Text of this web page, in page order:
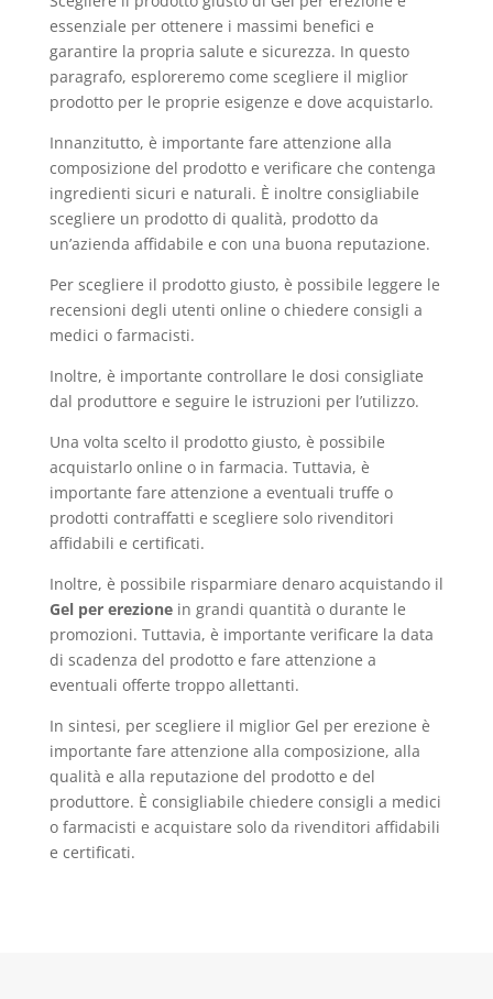
essenziale per ottenere i massimi benefici e
garantire la propria salute e sicurezza. In questo
paragrafo, esploreremo come scegliere il miglior
prodotto per le proprie esigenze e dove acquistarlo.
Innanzitutto, è importante fare attenzione alla
composizione del prodotto e verificare che contenga
ingredienti sicuri e naturali. È inoltre consigliabile
scegliere un prodotto di qualità, prodotto da
un’azienda affidabile e con una buona reputazione.
Per scegliere il prodotto giusto, è possibile leggere le
recensioni degli utenti online o chiedere consigli a
medici o farmacisti.
Inoltre, è importante controllare le dosi consigliate
dal produttore e seguire le istruzioni per l’utilizzo.
Una volta scelto il prodotto giusto, è possibile
acquistarlo online o in farmacia. Tuttavia, è
importante fare attenzione a eventuali truffe o
prodotti contraffatti e scegliere solo rivenditori
affidabili e certificati.
Inoltre, è possibile risparmiare denaro acquistando il
Gel per erezionein grandi quantità o durante le
promozioni. Tuttavia, è importante verificare la data
di scadenza del prodotto e fare attenzione a
eventuali offerte troppo allettanti.
In sintesi, per scegliere il miglior Gel per erezione è
importante fare attenzione alla composizione, alla
qualità e alla reputazione del prodotto e del
produttore. È consigliabile chiedere consigli a medici
o farmacisti e acquistare solo da rivenditori affidabili
e certificati.